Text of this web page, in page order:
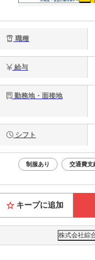
職種
給与
勤務地・面接地
シフト
制服あり 交通費支
キープに追加
株式会社綜